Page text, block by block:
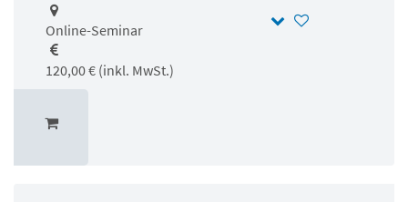
Online-Seminar
120,00 € (inkl. MwSt.)